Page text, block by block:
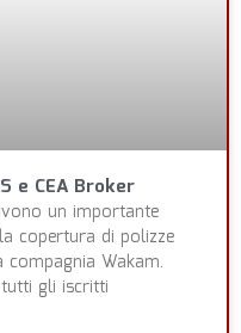
e CEA Broker
un importante
copertura di polizze
Wakam.
gli iscritti